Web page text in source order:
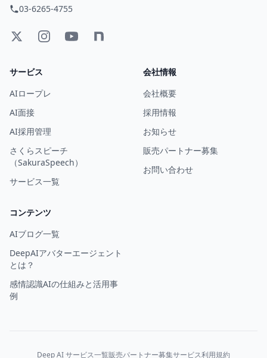
03-6265-4755
サービス
AIロープレ
AI面接
AI採用管理
さくらスピーチ
（SakuraSpeech）
サービス一覧
会社情報
会社概要
採用情報
お知らせ
販売パートナー募集
お問い合わせ
コンテンツ
AIブログ一覧
DeepAIアバターエージェント
とは？
感情認識AIの仕組みと活用事
例
Deep AI サービス一覧販売パートナー募集サービス利用規約